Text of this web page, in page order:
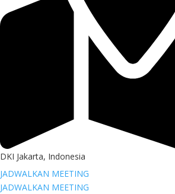
DKI Jakarta, Indonesia
JADWALKAN MEETING
JADWALKAN MEETING